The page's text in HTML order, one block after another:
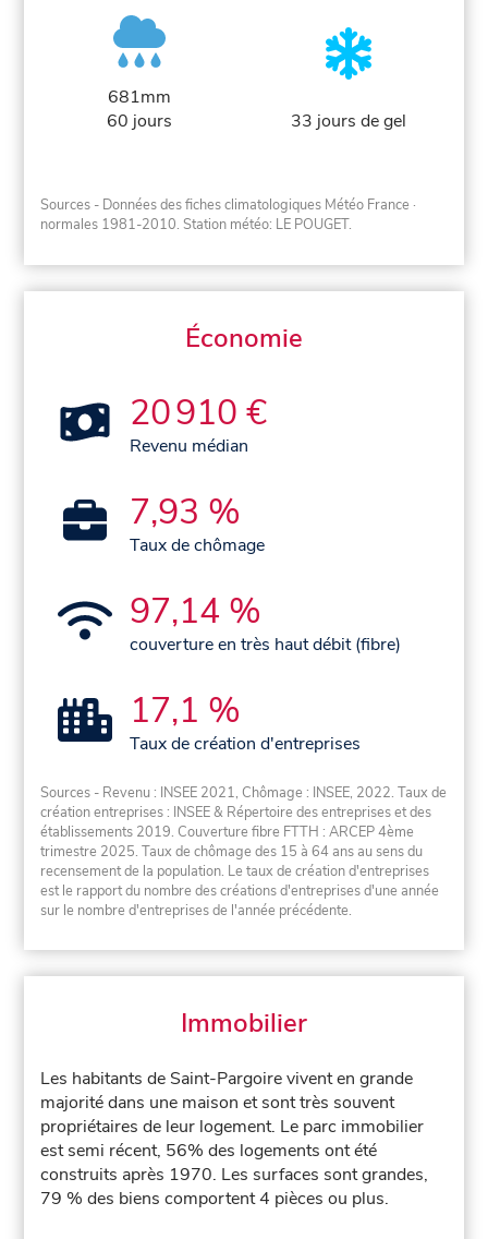
681mm
60 jours
33 jours de gel
Sources - Données des fiches climatologiques Météo France ·
normales 1981-2010. Station météo: LE POUGET.
Économie
20 910 €
Revenu médian
7,93 %
Taux de chômage
97,14 %
couverture en très haut débit (fibre)
17,1 %
Taux de création d'entreprises
Sources - Revenu : INSEE 2021, Chômage : INSEE, 2022. Taux de
création entreprises : INSEE & Répertoire des entreprises et des
établissements 2019. Couverture fibre FTTH : ARCEP 4ème
trimestre 2025. Taux de chômage des 15 à 64 ans au sens du
recensement de la population. Le taux de création d'entreprises
est le rapport du nombre des créations d'entreprises d'une année
sur le nombre d'entreprises de l'année précédente.
Immobilier
Les habitants de Saint-Pargoire vivent en grande
majorité dans une maison et sont très souvent
propriétaires de leur logement. Le parc immobilier
est semi récent, 56% des logements ont été
construits après 1970. Les surfaces sont grandes,
79 % des biens comportent 4 pièces ou plus.